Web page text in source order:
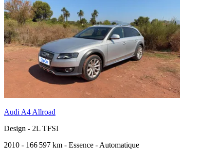
Audi A4 Allroad
Design - 2L TFSI
2010 - 166 597 km - Essence - Automatique